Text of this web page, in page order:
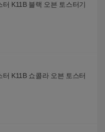
터 K11B 블랙 오븐 토스터기
터 K11B 쇼콜라 오븐 토스터